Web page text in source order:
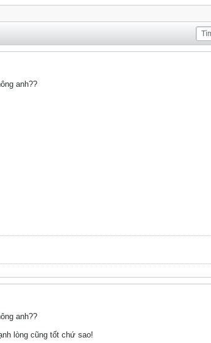
anh??
anh??
lòng cũng tốt chứ sao!